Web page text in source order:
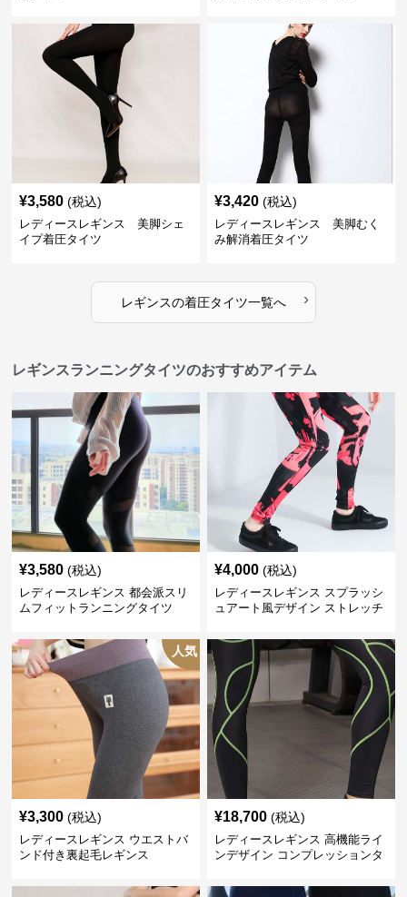
¥3,580 (税込)
レディースレギンス 美脚シェ
イプ着圧タイツ
¥3,420 (税込)
レディースレギンス 美脚むく
み解消着圧タイツ
レギンスの着圧タイツ一覧へ ›
レギンスランニングタイツのおすすめアイテム
¥3,580 (税込)
レディースレギンス 都会派スリ
ムフィットランニングタイツ
¥4,000 (税込)
レディースレギンス スプラッシ
ュアート風デザイン ストレッチ
人気
¥3,300 (税込)
レディースレギンス ウエストバ
ンド付き裏起毛レギンス
¥18,700 (税込)
レディースレギンス 高機能ライ
ンデザイン コンプレッションタ